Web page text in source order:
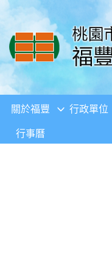
移至網頁之主要內容區位置
關於福豐 行政單位
行事曆